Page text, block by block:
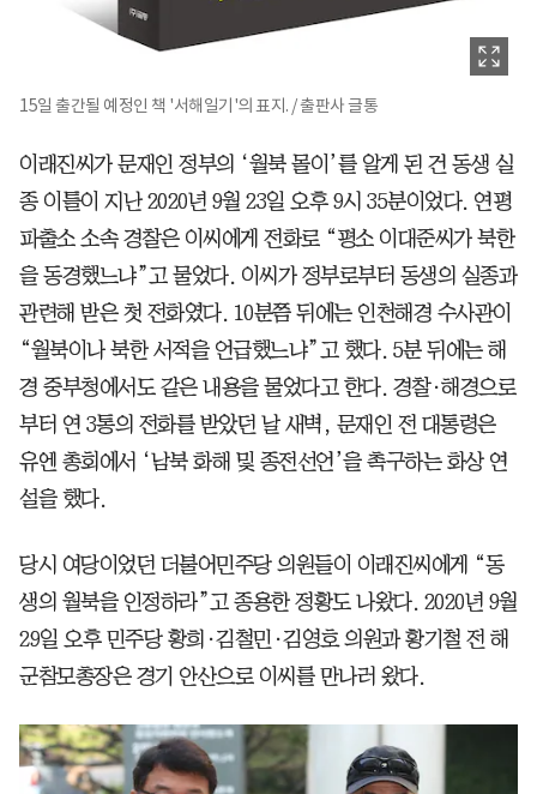
15일 출간될 예정인 책 '서해일기'의 표지. / 출판사 글통
이래진씨가 문재인 정부의 ‘월북 몰이’를 알게 된 건 동생 실
종 이틀이 지난 2020년 9월 23일 오후 9시 35분이었다. 연평
파출소 소속 경찰은 이씨에게 전화로 “평소 이대준씨가 북한
을 동경했느냐”고 물었다. 이씨가 정부로부터 동생의 실종과
관련해 받은 첫 전화였다. 10분쯤 뒤에는 인천해경 수사관이
“월북이나 북한 서적을 언급했느냐”고 했다. 5분 뒤에는 해
경 중부청에서도 같은 내용을 물었다고 한다. 경찰·해경으로
부터 연 3통의 전화를 받았던 날 새벽, 문재인 전 대통령은
유엔 총회에서 ‘남북 화해 및 종전선언’을 촉구하는 화상 연
설을 했다.
당시 여당이었던 더불어민주당 의원들이 이래진씨에게 “동
생의 월북을 인정하라”고 종용한 정황도 나왔다. 2020년 9월
29일 오후 민주당 황희·김철민·김영호 의원과 황기철 전 해
군참모총장은 경기 안산으로 이씨를 만나러 왔다.